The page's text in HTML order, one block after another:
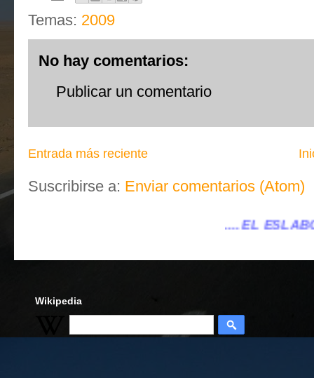
Temas: 2009
No hay comentarios:
Publicar un comentario
Entrada más reciente
Suscribirse a: Enviar comentarios (Atom)
.... EL ESLABÓN VILLENA ...
Wikipedia